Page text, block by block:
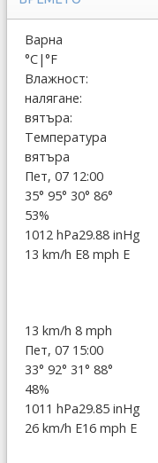
Варна
°C|°F
Влажност:
налягане:
вятъра:
Температура
вятъра
Пет, 07 12:00
35° 95° 30° 86°
53%
1012 hPa29.88 inHg
13 km/h E8 mph E
13 km/h 8 mph
Пет, 07 15:00
33° 92° 31° 88°
48%
1011 hPa29.85 inHg
26 km/h E16 mph E